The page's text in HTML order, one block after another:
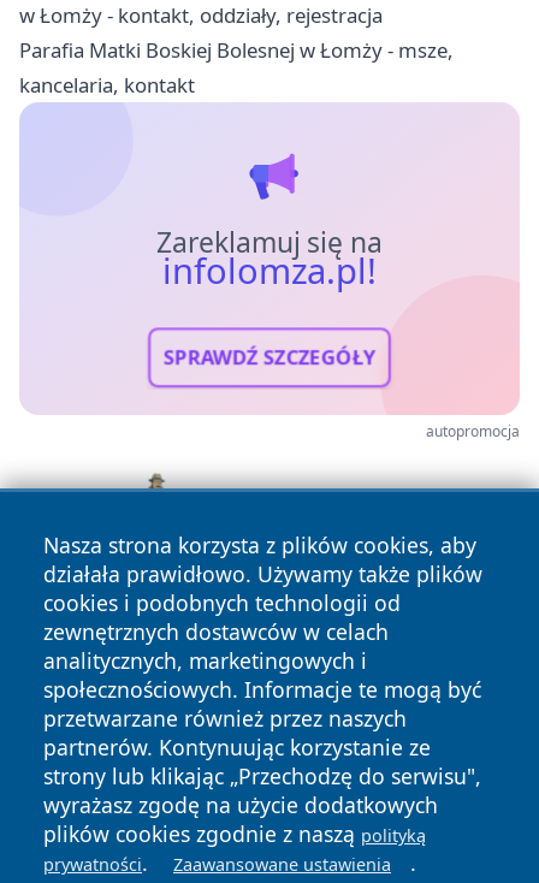
w Łomży - kontakt, oddziały, rejestracja
Parafia Matki Boskiej Bolesnej w Łomży - msze,
kancelaria, kontakt
Zareklamuj się na
infolomza.pl!
SPRAWDŹ SZCZEGÓŁY
autopromocja
Nasza strona korzysta z plików cookies, aby
działała prawidłowo. Używamy także plików
cookies i podobnych technologii od
zewnętrznych dostawców w celach
analitycznych, marketingowych i
społecznościowych. Informacje te mogą być
przetwarzane również przez naszych
partnerów. Kontynuując korzystanie ze
strony lub klikając „Przechodzę do serwisu",
wyrażasz zgodę na użycie dodatkowych
plików cookies zgodnie z naszą polityką
prywatności. Zaawansowane ustawienia .
Copyright © 2026 infolomza.pl Wszystkie prawa zastrzeżone.
News Autorzy
Polityka
Polityka